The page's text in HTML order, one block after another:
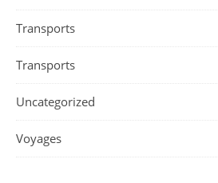
Transports
Transports
Uncategorized
Voyages